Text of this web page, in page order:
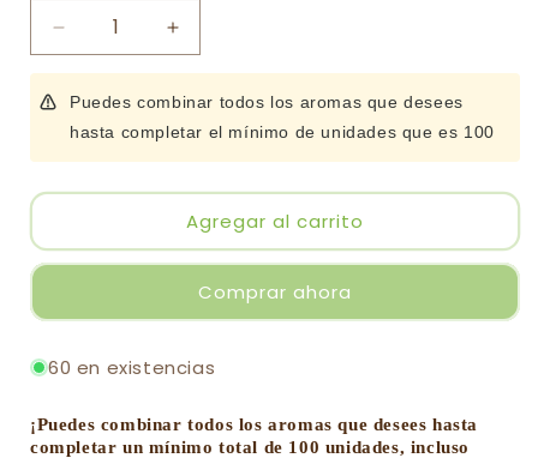
Reducir
cantidad
Incienso
de
Copal
por
Aumentar
cantidad
Incienso
de
Copal
por
mayor
(grueso)
Puedes combinar todos los aromas que desees
hasta completar el mínimo de unidades que es 100
Agregar al carrito
Comprar ahora
60 en existencias
¡Puedes combinar todos los aromas que desees hasta
completar un mínimo total de 100 unidades, incluso